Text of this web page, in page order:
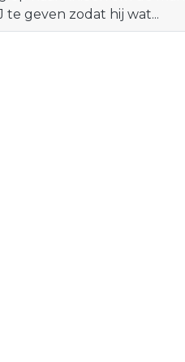
te geven zodat hij wat...